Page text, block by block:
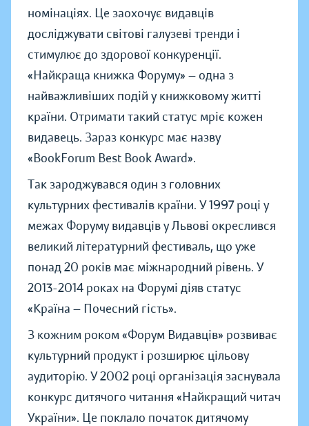
номінаціях. Це заохочує видавців
досліджувати світові галузеві тренди і
стимулює до здорової конкуренції.
«Найкраща книжка Форуму» — одна з
найважливіших подій у книжковому житті
країни. Отримати такий статус мріє кожен
видавець. Зараз конкурс має назву
«BookForum Best Book Award».
Так зароджувався один з головних
культурних фестивалів країни. У 1997 році у
межах Форуму видавців у Львові окреслився
великий літературний фестиваль, що уже
понад 20 років має міжнародний рівень. У
2013-2014 роках на Форумі діяв статус
«Країна — Почесний гість».
З кожним роком «Форум Видавців» розвиває
культурний продукт і розширює цільову
аудиторію. У 2002 році організація заснувала
конкурс дитячого читання «Найкращий читач
України». Це поклало початок дитячому